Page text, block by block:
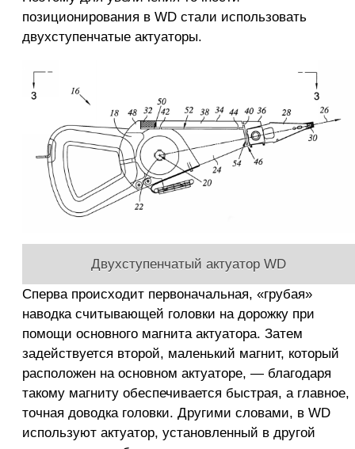
позиционирования в WD стали использовать
двухступенчатые актуаторы.
Двухступенчатый актуатор WD
Сперва происходит первоначальная, «грубая»
наводка считывающей головки на дорожку при
помощи основного магнита актуатора. Затем
задействуется второй, маленький магнит, который
расположен на основном актуаторе, — благодаря
такому магниту обеспечивается быстрая, а главное,
точная доводка головки. Другими словами, в WD
используют актуатор, установленный в другой